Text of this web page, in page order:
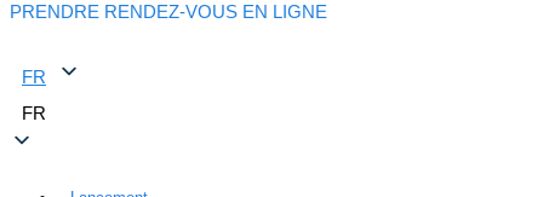
PRENDRE RENDEZ-VOUS EN LIGNE
FR
FR